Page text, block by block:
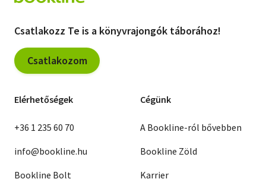
Csatlakozz Te is a könyvrajongók táborához!
Csatlakozom
Elérhetőségek
+36 1 235 60 70
info@bookline.hu
Bookline Bolt
Cégünk
A Bookline-ról bővebben
Bookline Zöld
Karrier